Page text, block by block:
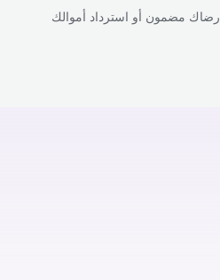
رضاك مضمون أو استرداد أموالك